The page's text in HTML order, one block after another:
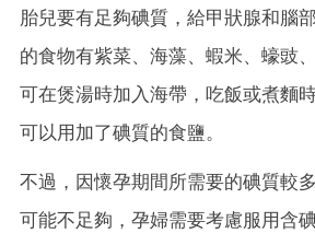
胎兒要有足夠碘質，給甲狀腺和腦
的食物有紫菜、海藻、蝦米、蠔豉
可在煲湯時加入海帶，吃飯或煮麵
可以用加了碘質的食鹽。
不過，因懷孕期間所需要的碘質較
可能不足夠，孕婦需要考慮服用含